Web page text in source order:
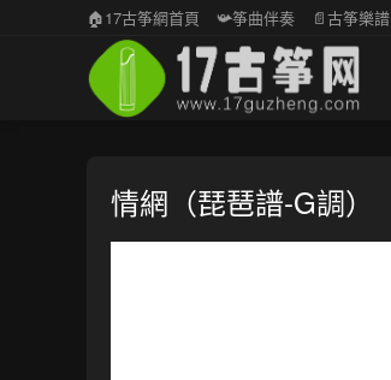
🏠17古筝網首頁 📯筝曲伴奏 📄古筝樂譜
情網（琵琶譜-G調）